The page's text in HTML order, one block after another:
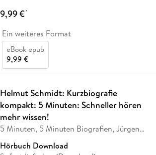
9,99 €*
Ein weiteres Format
eBook epub
9,99 €
Helmut Schmidt: Kurzbiografie
kompakt: 5 Minuten: Schneller hören
mehr wissen!
5 Minuten, 5 Minuten Biografien, Jürgen
Hörbuch Download